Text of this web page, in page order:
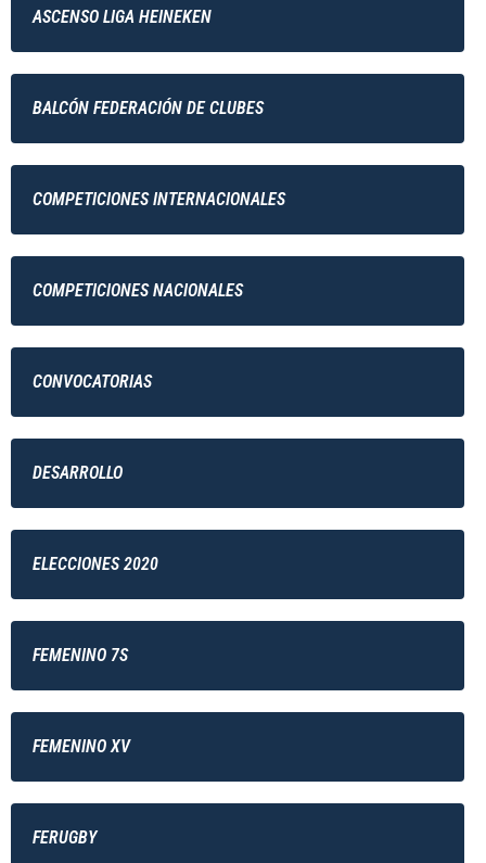
ASCENSO LIGA HEINEKEN
BALCÓN FEDERACIÓN DE CLUBES
COMPETICIONES INTERNACIONALES
COMPETICIONES NACIONALES
CONVOCATORIAS
DESARROLLO
ELECCIONES 2020
FEMENINO 7S
FEMENINO XV
FERUGBY